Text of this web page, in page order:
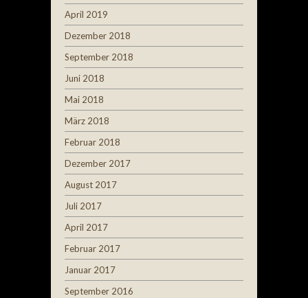
April 2019
Dezember 2018
September 2018
Juni 2018
Mai 2018
März 2018
Februar 2018
Dezember 2017
August 2017
Juli 2017
April 2017
Februar 2017
Januar 2017
September 2016